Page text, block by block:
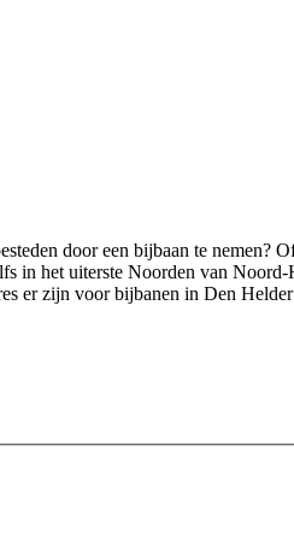
door een bijbaan te
in het uiterste Noorden van
er zijn voor bijbanen in Den